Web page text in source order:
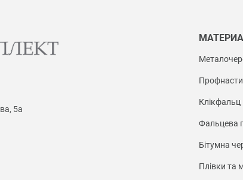
5а
Клікфальц
Фальцева
Бітумна
Плівки та